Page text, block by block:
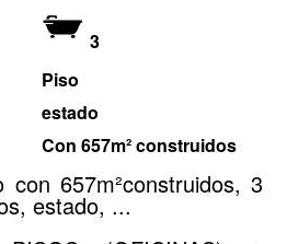
3
Piso
estado
Con 657m² construidos
con 657m²construidos, 3
estado, ...